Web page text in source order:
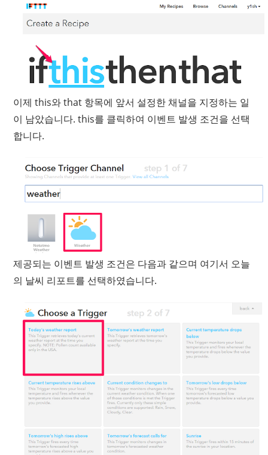
이제 this와 that 항목에 앞서 설정한 채널을 지정하는 일
이 남았습니다. this를 클릭하여 이벤트 발생 조건을 선택
합니다.
제공되는 이벤트 발생 조건은 다음과 같으며 여기서 오늘
의 날씨 리포트를 선택하였습니다.